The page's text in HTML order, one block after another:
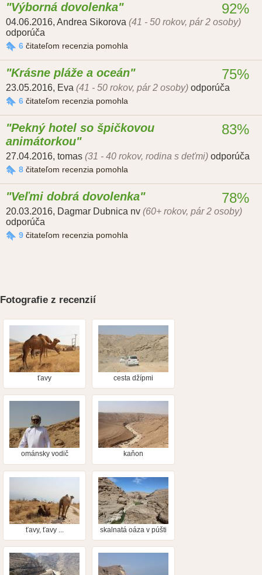
Výborná dovolenka
04.06.2016, Andrea Sikorova (41 - 50 rokov, pár 2 osoby)
odporúča
6 čitateľom recenzia pomohla
92%
Krásne pláže a oceán
23.05.2016, Eva (41 - 50 rokov, pár 2 osoby) odporúča
6 čitateľom recenzia pomohla
75%
Pekný hotel so špičkovou
animátorkou
27.04.2016, tomas (31 - 40 rokov, rodina s deťmi) odporúča
8 čitateľom recenzia pomohla
83%
Veľmi dobrá dovolenka
20.03.2016, Dagmar Dubnica nv (60+ rokov, pár 2 osoby)
odporúča
9 čitateľom recenzia pomohla
78%
Fotografie z recenzií
ťavy cesta džípmi
ománsky vodič kaňon
ťavy, ťavy ... skalnatá oáza v púšti